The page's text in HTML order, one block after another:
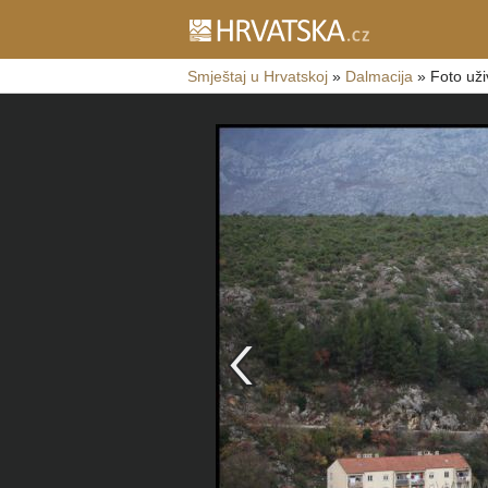
Smještaj u Hrvatskoj » Dalmacija » Foto